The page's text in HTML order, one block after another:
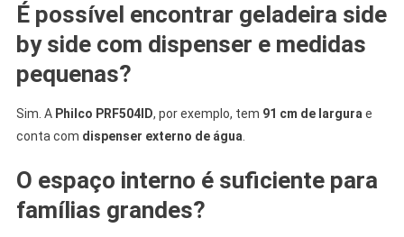
É possível encontrar geladeira side
by side com dispenser e medidas
pequenas?
Sim. A Philco PRF504ID, por exemplo, tem 91 cm de largura e
conta com dispenser externo de água
O espaço interno é suficiente para
famílias grandes?